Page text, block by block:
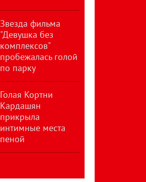
Звезда фильма
"Девушка без
комплексов"
пробежалась голой
по парку
Голая Кортни
Кардашян
прикрыла
интимные места
пеной